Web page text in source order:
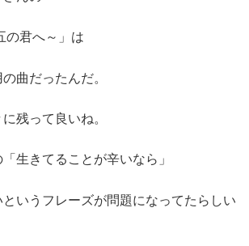
の君へ～」は
曲だったんだ。
残って良いね。
生きてることが辛いなら」
いうフレーズが問題になってたらしい